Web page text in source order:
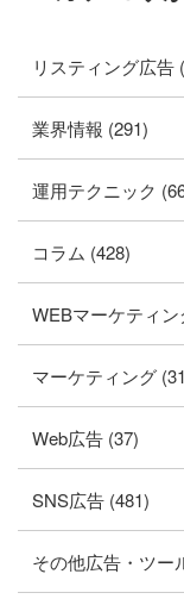
リスティング広告
業界情報 (291)
運用テクニック
コラム (428)
WEBマーケティン
マーケティング
Web広告 (37)
SNS広告 (481)
その他広告・ツー